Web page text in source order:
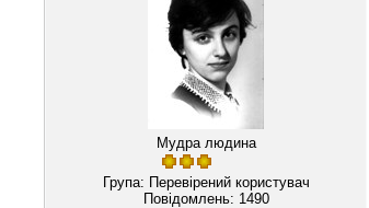
Мудра людина
Група: Перевірений користувач
Повідомлень: 1490